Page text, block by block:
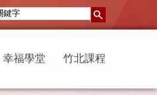
幸福學堂 竹北課程